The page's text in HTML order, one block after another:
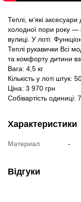
Теплі, м’які аксесуари
холодної пори року —
вулиці. У лоті:
Теплі рукавички Всі
та комфорту дитини
Вага: 4,5 кг
Кількість у лоті штук:
Ціна: 3 970 грн
Собівартість одиниці:
Характеристики
Материал -
Відгуки